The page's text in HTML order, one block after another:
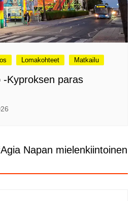
Lomakohteet Matkailu
-Kyproksen paras
Agia Napan mielenkiintoinen